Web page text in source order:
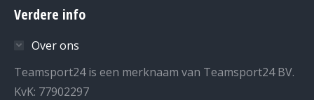
opens
new
opens
new
window
opens
new
window
Verdere info
Over ons
Teamsport24 is een merknaam van Teamsport24 BV.
KvK: 77902297